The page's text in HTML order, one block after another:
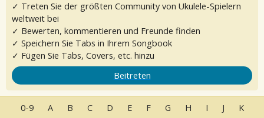
✓ Treten Sie der größten Community von Ukulele-Spielern
weltweit bei
✓ Bewerten, kommentieren und Freunde finden
✓ Speichern Sie Tabs in Ihrem Songbook
✓ Fügen Sie Tabs, Covers, etc. hinzu
Beitreten
0-9 A B C D E F G H I J K